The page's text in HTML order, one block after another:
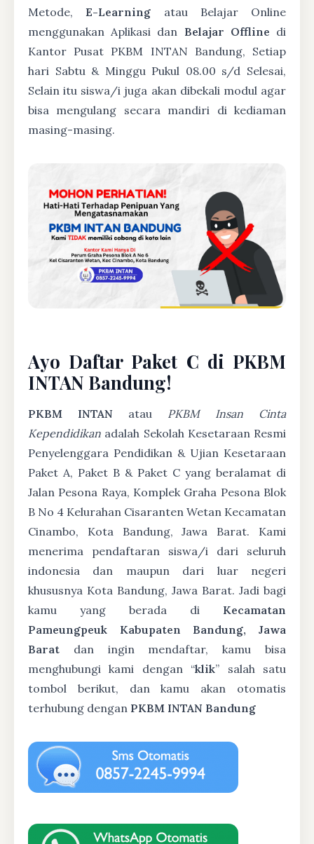
Metode,E-Learning atau Belajar Online
menggunakan Aplikasi dan Belajar Offline di
Kantor Pusat PKBM INTAN Bandung, Setiap
hari Sabtu & Minggu Pukul 08.00 s/d Selesai,
Selain itu siswa/i juga akan dibekali modul agar
bisa mengulang secara mandiri di kediaman
masing-masing.
Ayo Daftar Paket C di PKBM
INTAN Bandung!
PKBM INTAN atau PKBM Insan Cinta
Kependidikan adalah Sekolah Kesetaraan Resmi
Penyelenggara Pendidikan & Ujian Kesetaraan
Paket A, Paket B & Paket C yang beralamat di
Jalan Pesona Raya, Komplek Graha Pesona Blok
B No 4 Kelurahan Cisaranten Wetan Kecamatan
Cinambo, Kota Bandung, Jawa Barat. Kami
menerima pendaftaran siswa/i dari seluruh
indonesia dan maupun dari luar negeri
khususnya Kota Bandung, Jawa Barat. Jadi bagi
kamu yang berada di Kecamatan
Pameungpeuk Kabupaten Bandung, Jawa
Barat dan ingin mendaftar, kamu bisa
menghubungi kami dengan “klik” salah satu
tombol berikut, dan kamu akan otomatis
terhubung dengan PKBM INTAN Bandung